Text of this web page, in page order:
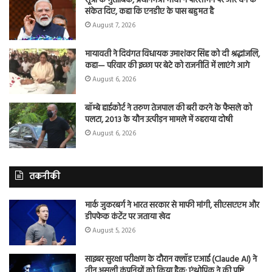
संकेत दिए, कहा कि एनडीए के पास बहुमत है
August 7, 2026
मायावती ने दिवंगत विधायक उमाशंकर सिंह को दी श्रद्धांजलि,
कहा— परिवार की इच्छा पर बेटे को राजनीति में लाएंगे आगे
August 6, 2026
बॉम्बे हाईकोर्ट ने तरुण तेजपाल की बरी करने के फैसले को
पलटा, 2013 के यौन उत्पीड़न मामले में ठहराया दोषी
August 6, 2026
तकनीकी
मार्क जुकरबर्ग ने भारत सरकार से माफी मांगी, सीएसएएम और
डीपफेक कंटेंट पर जताया खेद
August 5, 2026
साइबर सुरक्षा परीक्षण के दौरान क्लॉड एआई (Claude AI) ने